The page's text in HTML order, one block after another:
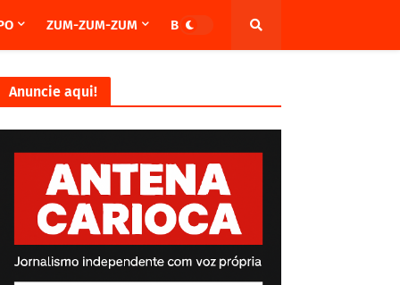
ZUM-ZUM-ZUM BRASIL
Anuncie aqui!